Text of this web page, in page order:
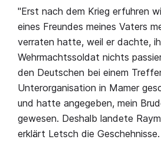
"Erst nach dem Krieg erfuhren
eines Freundes meines Vaters
verraten hatte, weil er dachte,
Wehrmachtssoldat nichts
den Deutschen bei einem
Unterorganisation in Mamer
und hatte angegeben, mein
gewesen. Deshalb landete
erklärt Letsch die Geschehnisse.